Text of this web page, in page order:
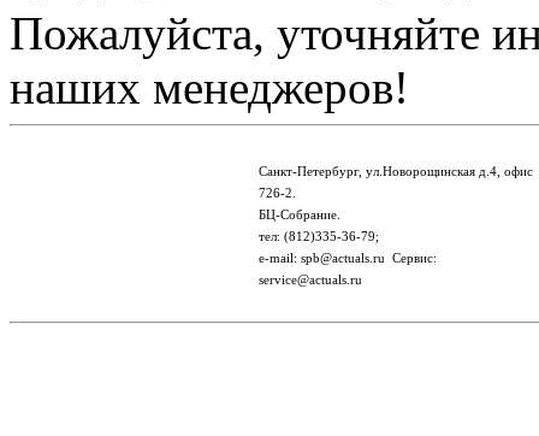
Пожалуйста, уточняйте
наших менеджеров!
Санкт-Петербург, ул.Новорощинская д.4, офис
726-2.
БЦ-Собрание.
тел: (812)335-36-79;
e-mail: spb@actuals.ru Сервис:
service@actuals.ru